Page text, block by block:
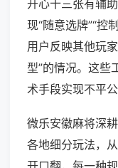
开心十三张有辅
现“随意选牌”“控
用户反映其他玩
型”的情况。这些
术手段实现不平公
微乐安徽麻将深
各地细分玩法，